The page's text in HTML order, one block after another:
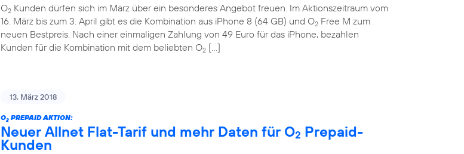
O2 Kunden dürfen sich im März über ein besonderes Angebot freuen. Im Aktionszeitraum vom
16. März bis zum 3. April gibt es die Kombination aus iPhone 8 (64 GB) und O2 Free M zum
neuen Bestpreis. Nach einer einmaligen Zahlung von 49 Euro für das iPhone, bezahlen
Kunden für die Kombination mit dem beliebten O2 […]
13. März 2018
O2 PREPAID AKTION:
Neuer Allnet Flat-Tarif und mehr Daten für O2 Prepaid-
Kunden